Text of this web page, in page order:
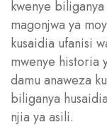
kwenye
magonjwa ya
kusaidia ufanisi
mwenye historia
damu anaweza
biliganya
njia ya asili.